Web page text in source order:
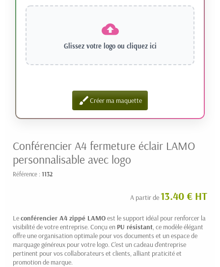
Glissez votre logo ou cliquez ici
brushCréer ma maquette
Conférencier A4 fermeture éclair LAMO
personnalisable avec logo
Référence : 1132
A partir de 13.40 € HT
Leconférencier A4 zippé LAMOest le support idéal pour renforcer la
visibilité de votre entreprise. Conçu en PU résistant , ce modèle élégant
offre une organisation optimale pour vos documents et un espace de
marquage généreux pour votre logo. C'est un cadeau d'entreprise
pertinent pour vos collaborateurs et clients, alliant praticité et
promotion de marque.